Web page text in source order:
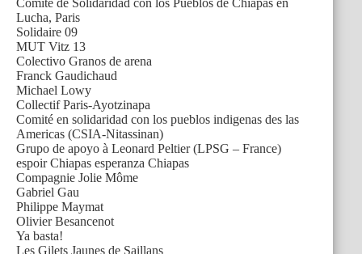
Comité de Solidaridad con los Pueblos de Chiapas en
Lucha, Paris
Solidaire 09
MUT Vitz 13
Colectivo Granos de arena
Franck Gaudichaud
Michael Lowy
Collectif Paris-Ayotzinapa
Comité en solidaridad con los pueblos indigenas des las
Americas (CSIA-Nitassinan)
Grupo de apoyo à Leonard Peltier (LPSG – France)
espoir Chiapas esperanza Chiapas
Compagnie Jolie Môme
Gabriel Gau
Philippe Maymat
Olivier Besancenot
Ya basta!
Les Gilets Jaunes de Saillans